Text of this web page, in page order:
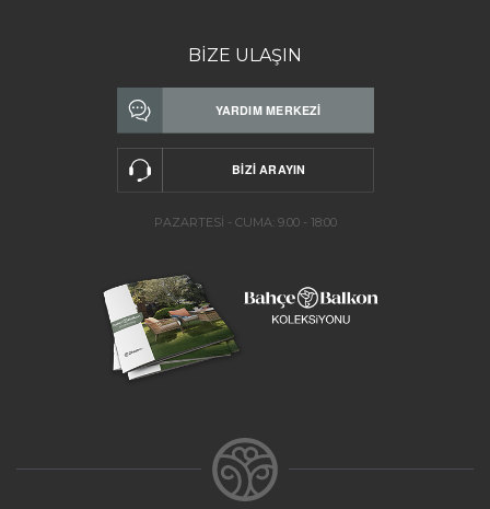
BİZE ULAŞIN
PAZARTESİ - CUMA: 9.00 - 18:00